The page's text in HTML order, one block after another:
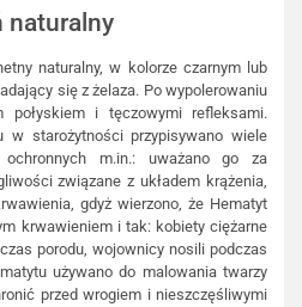
naturalny
naturalny, w kolorze czarnym lub
się z żelaza. Po wypolerowaniu
połyskiem i tęczowymi refleksami.
w starożytności przypisywano wiele
m.in.: uważano go za
związane z układem krążenia,
gdyż wierzono, że Hematyt
krwawieniem i tak: kobiety ciężarne
porodu, wojownicy nosili podczas
używano do malowania twarzy
przed wrogiem i nieszczęśliwymi